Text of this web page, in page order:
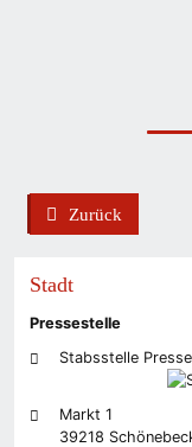
backZurück
Stadt
Pressestelle
Stabsstelle
Markt 1
39218